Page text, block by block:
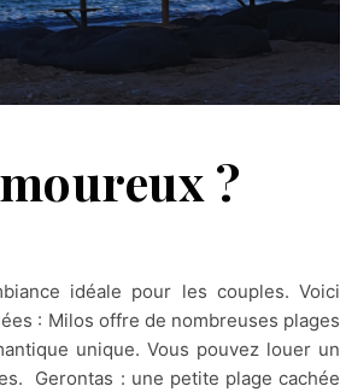
?
idéale pour les couples. Voici
: Milos offre de nombreuses plages
unique. Vous pouvez louer un
Gerontas : une petite plage cachée